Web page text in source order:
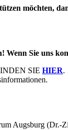
möchten,
Sie uns
SIE HIER.
Augsburg (Dr.-